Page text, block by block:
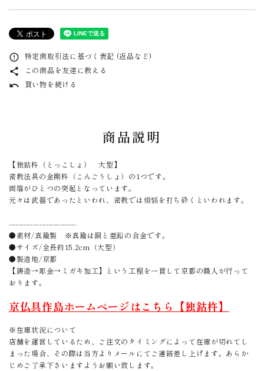
error_outline 特定商取引法に基づく表記 (返品など)
share この商品を友達に教える
undo 買い物を続ける
商品説明
【独鈷杵（とっこしょ） 大型】
密教法具の金剛杵（こんごうしょ）の1つです。
両端がひとつの突起となっています。
元々は武器であったといわれ、密教では煩悩を打ち砕くといわれます。
-------------------------------
●素材/真鍮製 ※真鍮は銅と亜鉛の合金です。
●サイズ/全長約15.2cm（大型）
●製造地/京都
【鋳造→彫金→ミガキ加工】という工程を一貫して京都の職人が行って
おります。
京仏具作島ホームページはこちら【独鈷杵】
※在庫状況について
店舗を運営しているため、ご注文のタイミングによって在庫が切れてし
まった場合、その際は当方よりメールにてご連絡差し上げます。あらか
じめご了承下さいますようお願い致します。